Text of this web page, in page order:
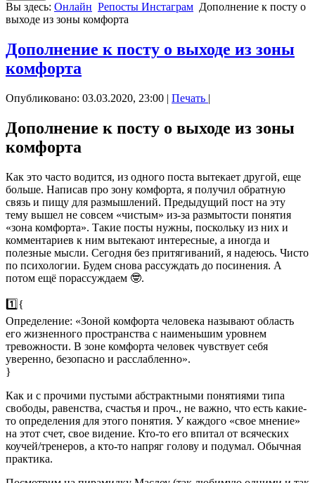
Вы здесь: Онлайн Репосты Инстаграм Дополнение к посту о
выходе из зоны комфорта
Дополнение к посту о выходе из зоны
комфорта
Опубликовано: 03.03.2020, 23:00 | Печать |
Дополнение к посту о выходе из зоны
комфорта
Как это часто водится, из одного поста вытекает другой, еще
больше. Написав про зону комфорта, я получил обратную
связь и пищу для размышлений. Предыдущий пост на эту
тему вышел не совсем «чистым» из-за размытости понятия
«зона комфорта». Такие посты нужны, поскольку из них и
комментариев к ним вытекают интересные, а иногда и
полезные мысли. Сегодня без притягиваний, я надеюсь. Чисто
по психологии. Будем снова рассуждать до посинения. А
потом ещё порассуждаем 🤓.
1️⃣{
Определение: «Зоной комфорта человека называют область
его жизненного пространства с наименьшим уровнем
тревожности. В зоне комфорта человек чувствует себя
уверенно, безопасно и расслабленно».
}
Как и с прочими пустыми абстрактными понятиями типа
свободы, равенства, счастья и проч., не важно, что есть какие-
то определения для этого понятия. У каждого «свое мнение»
на этот счет, свое видение. Кто-то его впитал от всяческих
коучей/тренеров, а кто-то напряг голову и подумал. Обычная
практика.